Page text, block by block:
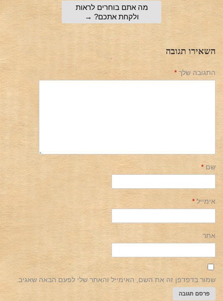
מה אתם בוחרים לראות
ולקחת אתכם? →
השאירו תגובה
התגובה שלך *
שם *
אימייל *
אתר
שמור בדפדפן זה את השם, האימייל והאתר שלי לפעם הבאה שאגיב.